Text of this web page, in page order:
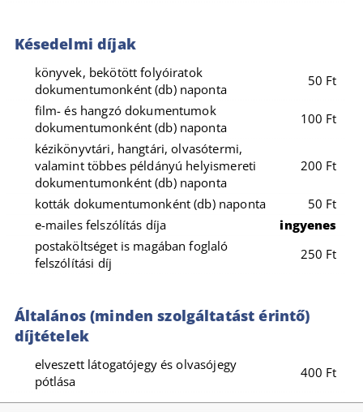
Késedelmi díjak
könyvek, bekötött folyóiratok
dokumentumonként (db) naponta
50 Ft
film- és hangzó dokumentumok
dokumentumonként (db) naponta
100 Ft
kézikönyvtári, hangtári, olvasótermi,
valamint többes példányú helyismereti
dokumentumonként (db) naponta
200 Ft
kották dokumentumonként (db) naponta
50 Ft
e-mailes felszólítás díja
ingyenes
postaköltséget is magában foglaló
felszólítási díj
250 Ft
Általános (minden szolgáltatást érintő)
díjtételek
elveszett látogatójegy és olvasójegy
pótlása
400 Ft